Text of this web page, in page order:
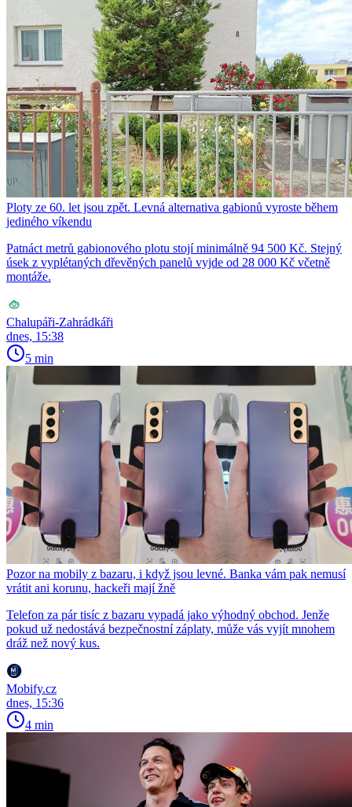
Ploty ze 60. let jsou zpět. Levná alternativa gabionů vyroste během
jediného víkendu
Patnáct metrů gabionového plotu stojí minimálně 94 500 Kč. Stejný
úsek z vyplétaných dřevěných panelů vyjde od 28 000 Kč včetně
montáže.
Chalupáři-Zahrádkáři
dnes, 15:38
5 min
Pozor na mobily z bazaru, i když jsou levné. Banka vám pak nemusí
vrátit ani korunu, hackeři mají žně
Telefon za pár tisíc z bazaru vypadá jako výhodný obchod. Jenže
pokud už nedostává bezpečnostní záplaty, může vás vyjít mnohem
dráž než nový kus.
Mobify.cz
dnes, 15:36
4 min